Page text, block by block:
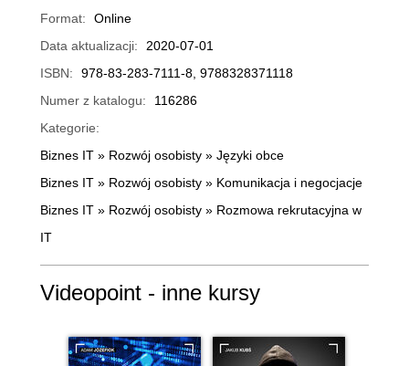
Format:
Online
Data aktualizacji:
2020-07-01
ISBN:
978-83-283-7111-8, 9788328371118
Numer z katalogu:
116286
Kategorie:
Biznes IT » Rozwój osobisty » Języki obce
Biznes IT » Rozwój osobisty » Komunikacja i negocjacje
Biznes IT » Rozwój osobisty » Rozmowa rekrutacyjna w
IT
Videopoint - inne kursy